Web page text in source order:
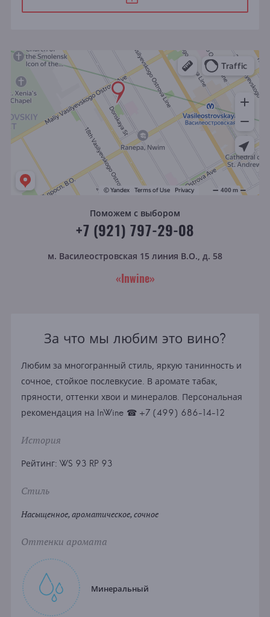
Поможем с выбором
+7 (921) 797-29-08
м. Василеостровская 15 линия В.О., д. 58
«Inwine»
За что мы любим это вино?
Любим за многогранный стиль, яркую танинность и
сочное, стойкое послевкусие. В аромате табак,
пряности, оттенки хвои и минералов. Персональная
рекомендация на InWine ☎ +7 (499) 686-14-12
История
Рейтинг: WS 93 RP 93
Стиль
Насыщенное, ароматическое, сочное
Оттенки аромата
Минеральный